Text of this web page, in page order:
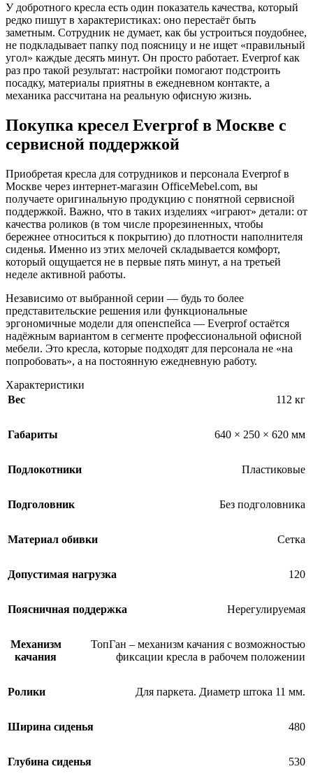
У добротного кресла есть один показатель качества, который
редко пишут в характеристиках: оно перестаёт быть
заметным. Сотрудник не думает, как бы устроиться поудобнее,
не подкладывает папку под поясницу и не ищет «правильный
угол» каждые десять минут. Он просто работает. Everprof как
раз про такой результат: настройки помогают подстроить
посадку, материалы приятны в ежедневном контакте, а
механика рассчитана на реальную офисную жизнь.
Покупка кресел Everprof в Москве с
сервисной поддержкой
Приобретая кресла для сотрудников и персонала Everprof в
Москве через интернет-магазин OfficeMebel.com, вы
получаете оригинальную продукцию с понятной сервисной
поддержкой. Важно, что в таких изделиях «играют» детали: от
качества роликов (в том числе прорезиненных, чтобы
бережнее относиться к покрытию) до плотности наполнителя
сиденья. Именно из этих мелочей складывается комфорт,
который ощущается не в первые пять минут, а на третьей
неделе активной работы.
Независимо от выбранной серии — будь то более
представительские решения или функциональные
эргономичные модели для опенспейса — Everprof остаётся
надёжным вариантом в сегменте профессиональной офисной
мебели. Это кресла, которые подходят для персонала не «на
попробовать», а на постоянную ежедневную работу.
Характеристики
Вес
112 кг
Габариты 640 × 250 × 620 мм
Подлокотники Пластиковые
Подголовник Без подголовника
Материал обивки Сетка
Допустимая нагрузка 120
Поясничная поддержка Нерегулируемая
Механизм
качания
ТопГан – механизм качания с возможностью
фиксации кресла в рабочем положении
Ролики Для паркета. Диаметр штока 11 мм.
Ширина сиденья 480
Глубина сиденья 530